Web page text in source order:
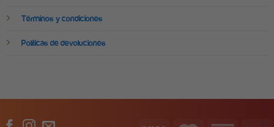
Términos y condiciones
Políticas de devoluciones